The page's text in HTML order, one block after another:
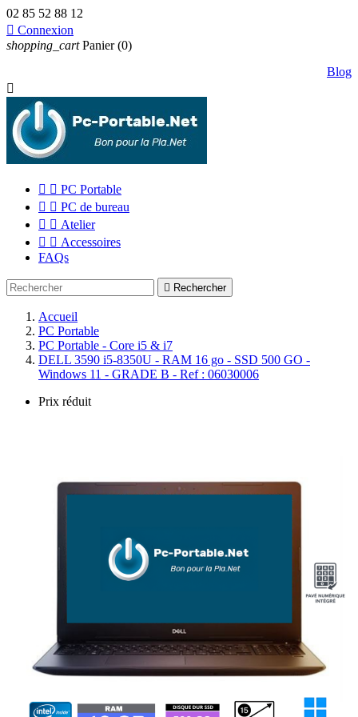
02 85 52 88 12
 Connexion
shopping_cart Panier (0)
Blog

  PC Portable
  PC de bureau
  Atelier
  Accessoires
FAQs
 Rechercher
Accueil
PC Portable
PC Portable - Core i5 & i7
DELL 3590 i5-8350U - RAM 16 go - SSD 500 GO -
Windows 11 - GRADE B - Ref : 06030006
Prix réduit